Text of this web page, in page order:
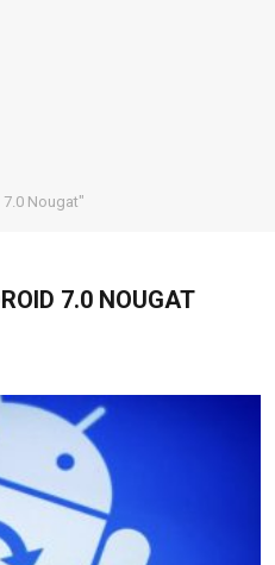
Nougat"
7.0 NOUGAT